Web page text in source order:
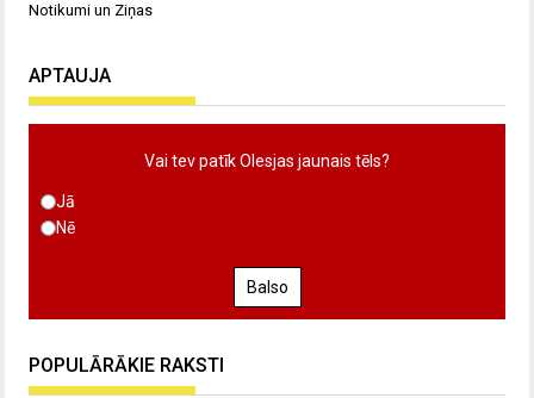
Notikumi un Ziņas
APTAUJA
Vai tev patīk Olesjas jaunais tēls?
Jā
Nē
Balso
POPULĀRĀKIE RAKSTI